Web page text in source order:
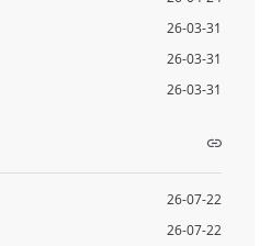
26-03-31
26-03-31
26-03-31
26-07-22
26-07-22